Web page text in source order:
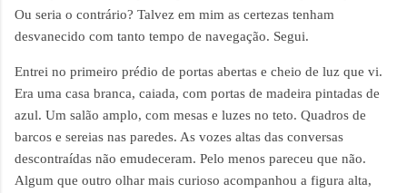
Ou seria o contrário? Talvez em mim as certezas tenham
desvanecido com tanto tempo de navegação. Segui.
Entrei no primeiro prédio de portas abertas e cheio de luz que vi.
Era uma casa branca, caiada, com portas de madeira pintadas de
azul. Um salão amplo, com mesas e luzes no teto. Quadros de
barcos e sereias nas paredes. As vozes altas das conversas
descontraídas não emudeceram. Pelo menos pareceu que não.
Algum que outro olhar mais curioso acompanhou a figura alta,